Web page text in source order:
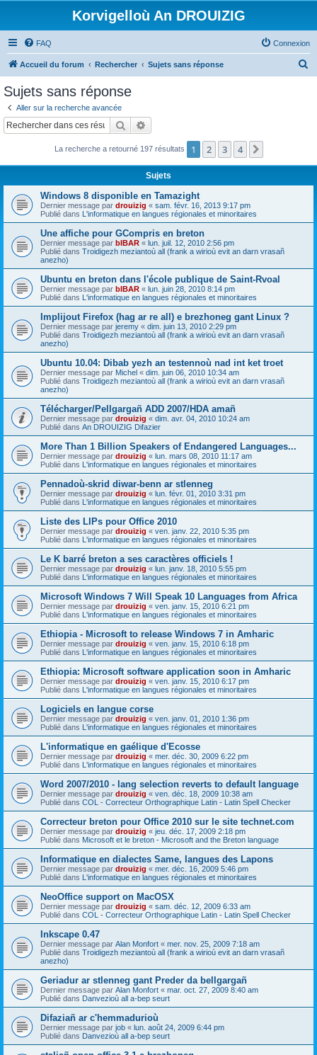
Korvigelloù An DROUIZIG
FAQ Connexion
Accueil du forum Rechercher Sujets sans réponse
c
Sujets sans réponse
Aller sur la recherche avancée
Rechercher
La recherche a retourné 197 résultats 1 2 3 4
Sujets
Windows 8 disponible en Tamazight
Dernier message par drouizig « sam. févr. 16, 2013 9:17 pm
Publié dans L'informatique en langues régionales et minoritaires
Une affiche pour GCompris en breton
Dernier message par bIBAR « lun. juil. 12, 2010 2:56 pm
Publié dans Troidigezh meziantoù all (frank a wirioù evit an darn vrasañ
anezho)
Ubuntu en breton dans l'école publique de Saint-Rvoal
Dernier message par bIBAR « lun. juin 28, 2010 8:14 pm
Publié dans L'informatique en langues régionales et minoritaires
Implijout Firefox (hag ar re all) e brezhoneg gant Linux ?
Dernier message par jeremy « dim. juin 13, 2010 2:29 pm
Publié dans Troidigezh meziantoù all (frank a wirioù evit an darn vrasañ
anezho)
Ubuntu 10.04: Dibab yezh an testennoù nad int ket troet
Dernier message par Michel « dim. juin 06, 2010 10:34 am
Publié dans Troidigezh meziantoù all (frank a wirioù evit an darn vrasañ
anezho)
Télécharger/Pellgargañ ADD 2007/HDA amañ
Dernier message par drouizig « dim. avr. 04, 2010 10:24 am
Publié dans An DROUIZIG Difazier
More Than 1 Billion Speakers of Endangered Languages...
Dernier message par drouizig « lun. mars 08, 2010 11:17 am
Publié dans L'informatique en langues régionales et minoritaires
Pennadoù-skrid diwar-benn ar stlenneg
Dernier message par drouizig « lun. févr. 01, 2010 3:31 pm
Publié dans L'informatique en langues régionales et minoritaires
Liste des LIPs pour Office 2010
Dernier message par drouizig « ven. janv. 22, 2010 5:35 pm
Publié dans L'informatique en langues régionales et minoritaires
Le K barré breton a ses caractères officiels !
Dernier message par drouizig « lun. janv. 18, 2010 5:55 pm
Publié dans L'informatique en langues régionales et minoritaires
Microsoft Windows 7 Will Speak 10 Languages from Africa
Dernier message par drouizig « ven. janv. 15, 2010 6:21 pm
Publié dans L'informatique en langues régionales et minoritaires
Ethiopia - Microsoft to release Windows 7 in Amharic
Dernier message par drouizig « ven. janv. 15, 2010 6:18 pm
Publié dans L'informatique en langues régionales et minoritaires
Ethiopia: Microsoft software application soon in Amharic
Dernier message par drouizig « ven. janv. 15, 2010 6:17 pm
Publié dans L'informatique en langues régionales et minoritaires
Logiciels en langue corse
Dernier message par drouizig « ven. janv. 01, 2010 1:36 pm
Publié dans L'informatique en langues régionales et minoritaires
L'informatique en gaélique d'Ecosse
Dernier message par drouizig « mer. déc. 30, 2009 6:22 pm
Publié dans L'informatique en langues régionales et minoritaires
Word 2007/2010 - lang selection reverts to default language
Dernier message par drouizig « ven. déc. 18, 2009 10:38 am
Publié dans COL - Correcteur Orthographique Latin - Latin Spell Checker
Correcteur breton pour Office 2010 sur le site technet.com
Dernier message par drouizig « jeu. déc. 17, 2009 2:18 pm
Publié dans Microsoft et le breton - Microsoft and the Breton language
Informatique en dialectes Same, langues des Lapons
Dernier message par drouizig « mer. déc. 16, 2009 5:46 pm
Publié dans L'informatique en langues régionales et minoritaires
NeoOffice support on MacOSX
Dernier message par drouizig « sam. déc. 12, 2009 6:33 am
Publié dans COL - Correcteur Orthographique Latin - Latin Spell Checker
Inkscape 0.47
Dernier message par Alan Monfort « mer. nov. 25, 2009 7:18 am
Publié dans Troidigezh meziantoù all (frank a wirioù evit an darn vrasañ
anezho)
Geriadur ar stlenneg gant Preder da bellgargañ
Dernier message par Alan Monfort « mar. oct. 27, 2009 8:40 am
Publié dans Danvezioù all a-bep seurt
Difaziañ ar c'hemmadurioù
Dernier message par job « lun. août 24, 2009 6:44 pm
Publié dans Danvezioù all a-bep seurt